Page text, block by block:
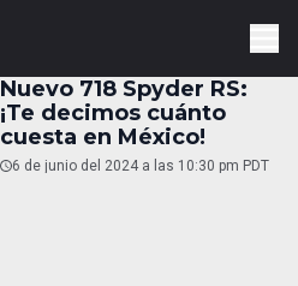
Nuevo 718 Spyder RS:
¡Te decimos cuánto
cuesta en México!
6 de junio del 2024 a las 10:30 pm PDT